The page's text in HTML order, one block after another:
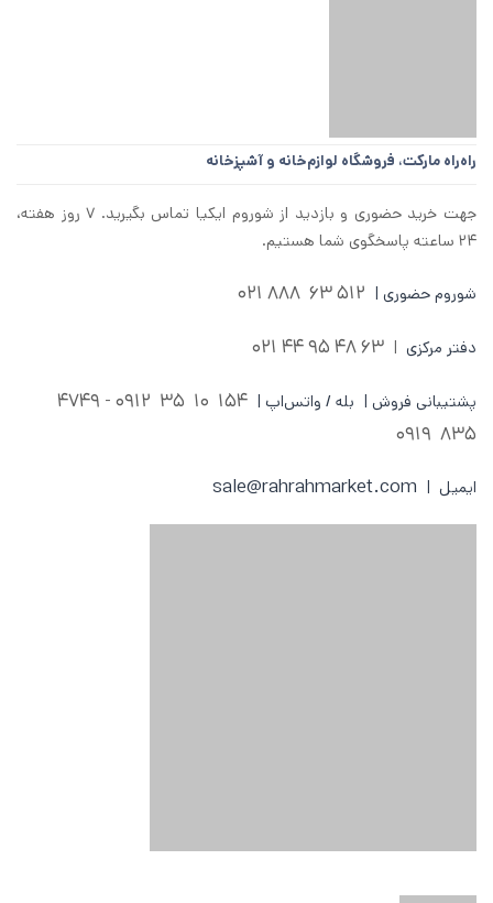
راه‌راه مارکت، فروشگاه لوازم‌خانه و آشپزخانه
جهت خرید حضوری و بازدید از شوروم ایکیا تماس بگیرید. ۷ روز هفته،
۲۴ ساعته پاسخگوی شما هستیم.
شوروم حضوری | 512 63 888 021
دفتر مرکزی |
63 48 95 44 021
پشتیبانی فروش | بله / واتس‌اپ | 154 10 35
835 0919
ایمیل | sale@rahrahmarket.com